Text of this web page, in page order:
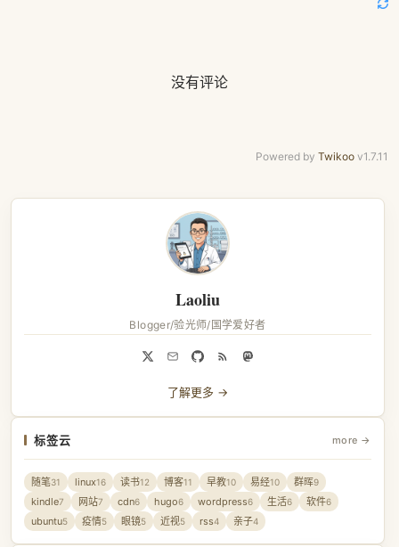
没有评论
Powered by Twikoo v1.7.11
Laoliu
Blogger/验光师/国学爱好者
了解更多 →
标签云 more →
随笔31 linux16 读书12 博客11 早教10 易经10 群晖9
kindle7 网站7 cdn6 hugo6 wordpress6 生活6 软件6
ubuntu5 疫情5 眼镜5 近视5 rss4 亲子4